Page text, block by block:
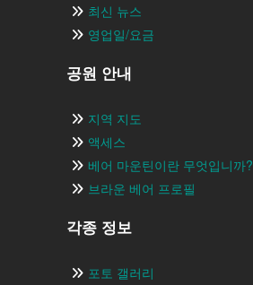
최신 뉴스
영업일/요금
공원 안내
지역 지도
액세스
베어 마운틴이란 무엇입니까?
브라운 베어 프로필
각종 정보
포토 갤러리